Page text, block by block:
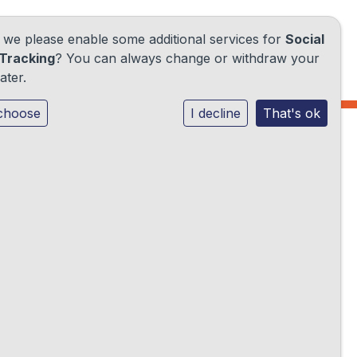
en
in
4
we please enable some additional services for Social
? You can always change or withdraw your
I decline That's ok